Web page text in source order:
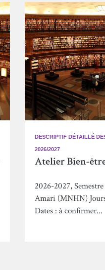
DESCRIPTIF DÉTAILLÉ
2026/2027
Atelier Bien-
2026-2027,
Amari (MNHN)
Dates : à confirmer...